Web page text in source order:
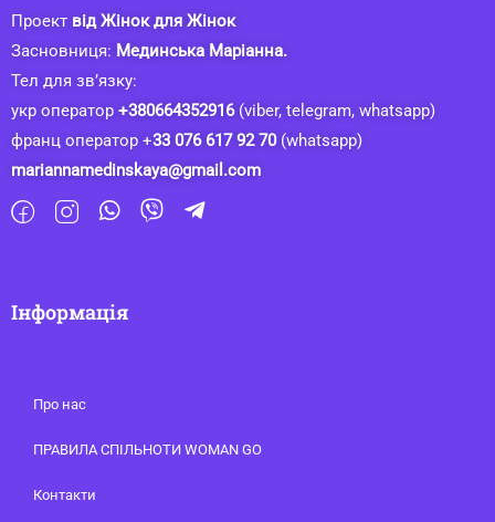
Проект від Жінок для Жінок
Засновниця: Мединська Маріанна.
Тел для зв’язку:
укр оператор +380664352916(viber, telegram, whatsapp)
франц оператор +33 076 617 92 70(whatsapp)
mariannamedinskaya@gmail.com
Інформація
Про нас
ПРАВИЛА СПІЛЬНОТИ WOMAN GO
Контакти